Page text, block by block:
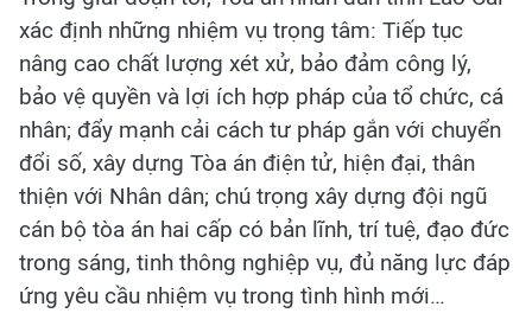
xác định những nhiệm vụ trọng tâm: Tiếp tục
nâng cao chất lượng xét xử, bảo đảm công lý,
bảo vệ quyền và lợi ích hợp pháp của tổ chức, cá
nhân; đẩy mạnh cải cách tư pháp gắn với chuyển
đổi số, xây dựng Tòa án điện tử, hiện đại, thân
thiện với Nhân dân; chú trọng xây dựng đội ngũ
cán bộ tòa án hai cấp có bản lĩnh, trí tuệ, đạo đức
trong sáng, tinh thông nghiệp vụ, đủ năng lực đáp
ứng yêu cầu nhiệm vụ trong tình hình mới…